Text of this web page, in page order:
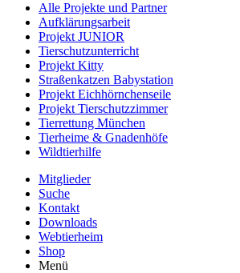
Alle Projekte und Partner
Aufklärungsarbeit
Projekt JUNIOR
Tierschutzunterricht
Projekt Kitty
Straßenkatzen Babystation
Projekt Eichhörnchenseile
Projekt Tierschutzzimmer
Tierrettung München
Tierheime & Gnadenhöfe
Wildtierhilfe
Mitglieder
Suche
Kontakt
Downloads
Webtierheim
Shop
Menü